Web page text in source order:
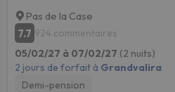
Pas de la Case
7.7 924 commentaires
05/02/27 à 07/02/27 (2 nuits)
2 jours de forfait à Grandvalira
Demi-pension